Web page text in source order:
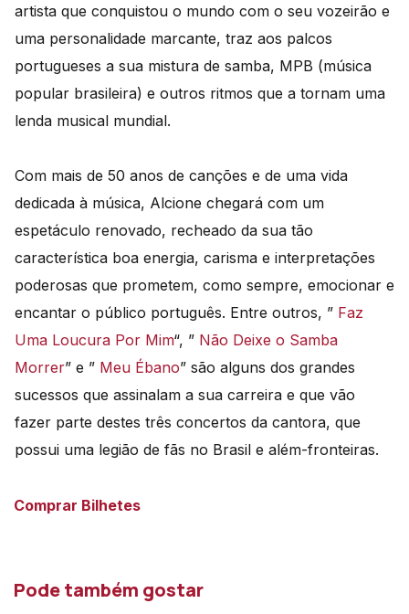
artista que conquistou o mundo com o seu vozeirão e
uma personalidade marcante, traz aos palcos
portugueses a sua mistura de samba, MPB (música
popular brasileira) e outros ritmos que a tornam uma
lenda musical mundial.
Com mais de 50 anos de canções e de uma vida
dedicada à música, Alcione chegará com um
espetáculo renovado, recheado da sua tão
característica boa energia, carisma e interpretações
poderosas que prometem, como sempre, emocionar e
encantar o público português. Entre outros, ” Faz
Uma Loucura Por Mim“, ” Não Deixe o Samba
Morrer” e ” Meu Ébano” são alguns dos grandes
sucessos que assinalam a sua carreira e que vão
fazer parte destes três concertos da cantora, que
possui uma legião de fãs no Brasil e além-fronteiras.
Comprar Bilhetes
Pode também gostar